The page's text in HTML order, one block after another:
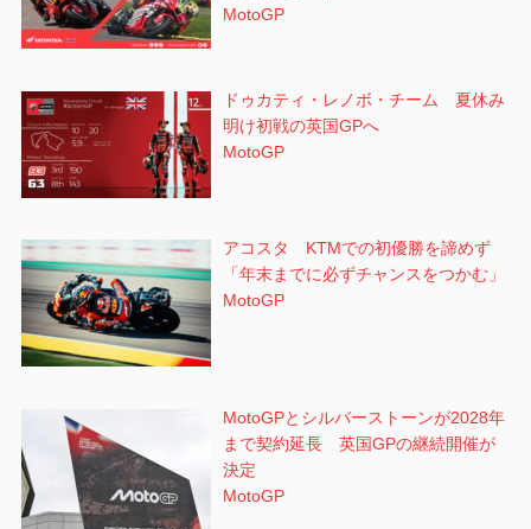
MotoGP
ドゥカティ・レノボ・チーム 夏休み
明け初戦の英国GPへ
MotoGP
アコスタ KTMでの初優勝を諦めず
「年末までに必ずチャンスをつかむ」
MotoGP
MotoGPとシルバーストーンが2028年
まで契約延長 英国GPの継続開催が
決定
MotoGP